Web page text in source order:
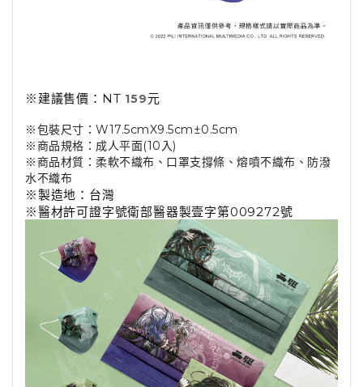
※建議售價：NT 159元
※包裝尺寸：W17.5cmX9.5cm±0.5cm
※商品規格：成人平面(10入)
※商品材質：柔軟不織布、口罩支撐條、熔噴不織布、防潑
水不織布
※製造地：台灣
※醫材許可證字號衛部醫器製壹字第009272號